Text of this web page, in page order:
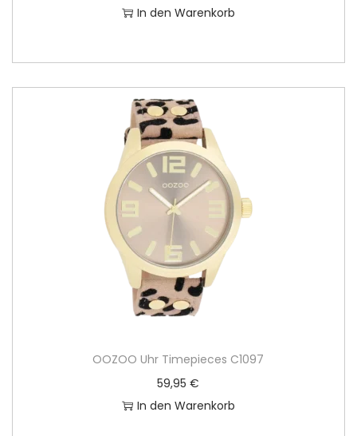
In den Warenkorb
OOZOO Uhr Timepieces C1097
59,95€
In den Warenkorb